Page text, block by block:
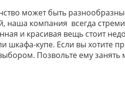
может быть
компания всегда
и красивая вещь стоит
купе. Если вы хотите
Позвольте ему